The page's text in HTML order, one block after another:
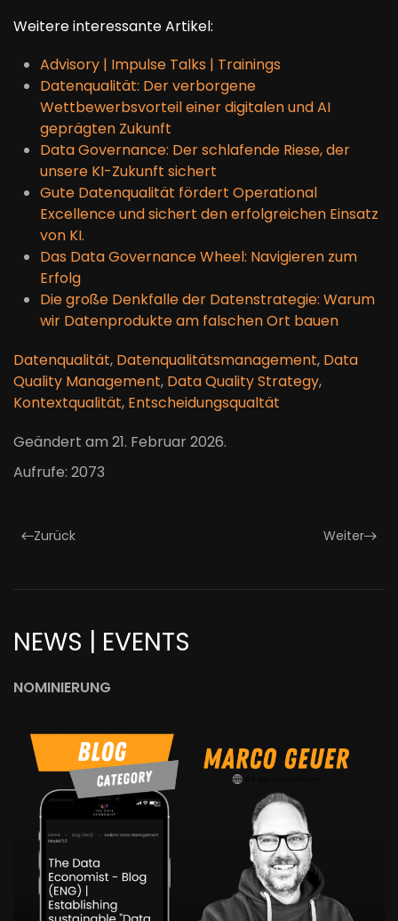
Weitere interessante Artikel:
Advisory | Impulse Talks | Trainings
Datenqualität: Der verborgene
Wettbewerbsvorteil einer digitalen und AI
geprägten Zukunft
Data Governance: Der schlafende Riese, der
unsere KI-Zukunft sichert
Gute Datenqualität fördert Operational
Excellence und sichert den erfolgreichen Einsatz
von KI.
Das Data Governance Wheel: Navigieren zum
Erfolg
Die große Denkfalle der Datenstrategie: Warum
wir Datenprodukte am falschen Ort bauen
Datenqualität, Datenqualitätsmanagement, Data
Quality Management, Data Quality Strategy,
Kontextqualität, Entscheidungsqualtät
Geändert am 21. Februar 2026.
Aufrufe: 2073
Zurück Weiter
NEWS | EVENTS
NOMINIERUNG